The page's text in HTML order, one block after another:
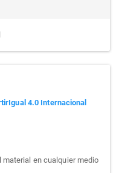
4.0 Internacional
en cualquier medio